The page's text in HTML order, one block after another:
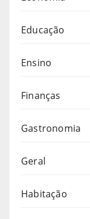
Educação
Ensino
Finanças
Gastronomia
Geral
Habitação